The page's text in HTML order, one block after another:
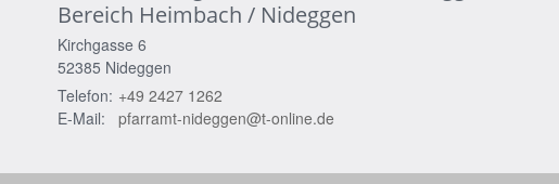
Bereich Heimbach / Nideggen
Kirchgasse 6
52385 Nideggen
Telefon: +49 2427 1262
E-Mail:
pfarramt-nideggen@t-online.de